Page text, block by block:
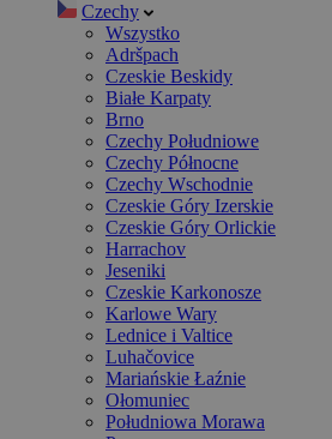
Czechy
Wszystko
Adršpach
Czeskie Beskidy
Białe Karpaty
Brno
Czechy Południowe
Czechy Północne
Czechy Wschodnie
Czeskie Góry Izerskie
Czeskie Góry Orlickie
Harrachov
Jeseniki
Czeskie Karkonosze
Karlowe Wary
Lednice i Valtice
Luhačovice
Mariańskie Łaźnie
Ołomuniec
Południowa Morawa